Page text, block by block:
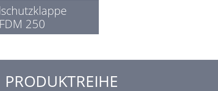
250
PRODUKTREIHE